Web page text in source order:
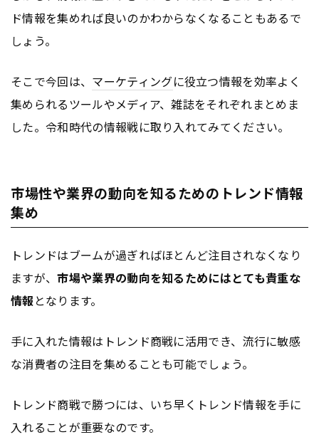
ド情報を集めれば良いのかわからなくなることもあるで
しょう。
そこで今回は、 マーケティングに役立つ情報を効率よく
集められるツールやメディア、雑誌をそれぞれまとめま
した。令和時代の情報戦に取り入れてみてください。
市場性や業界の動向を知るためのトレンド情報
集め
トレンドはブームが過ぎればほとんど注目されなくなり
ますが、市場や業界の動向を知るためにはとても貴重な
情報となります。
手に入れた情報はトレンド商戦に活用でき、流行に敏感
な消費者の注目を集めることも可能でしょう。
トレンド商戦で勝つには、いち早くトレンド情報を手に
入れることが重要なのです。